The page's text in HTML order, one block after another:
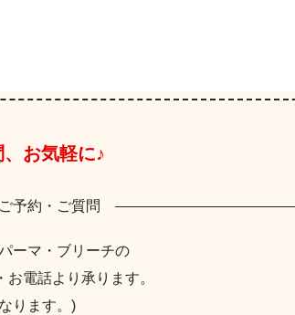
お気軽に♪
予約・ご質問
ーマ・ブリーチの
お電話より承ります。
ります。)